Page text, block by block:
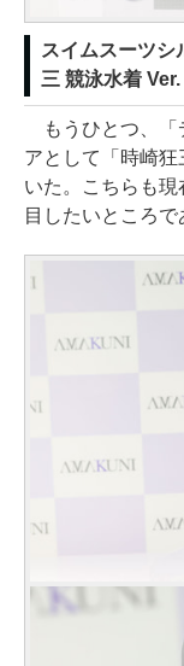
スイムスーツシ
三 競泳水着 Ver.
もうひとつ、「
アとして「時崎狂
いた。こちらも
目したいところで